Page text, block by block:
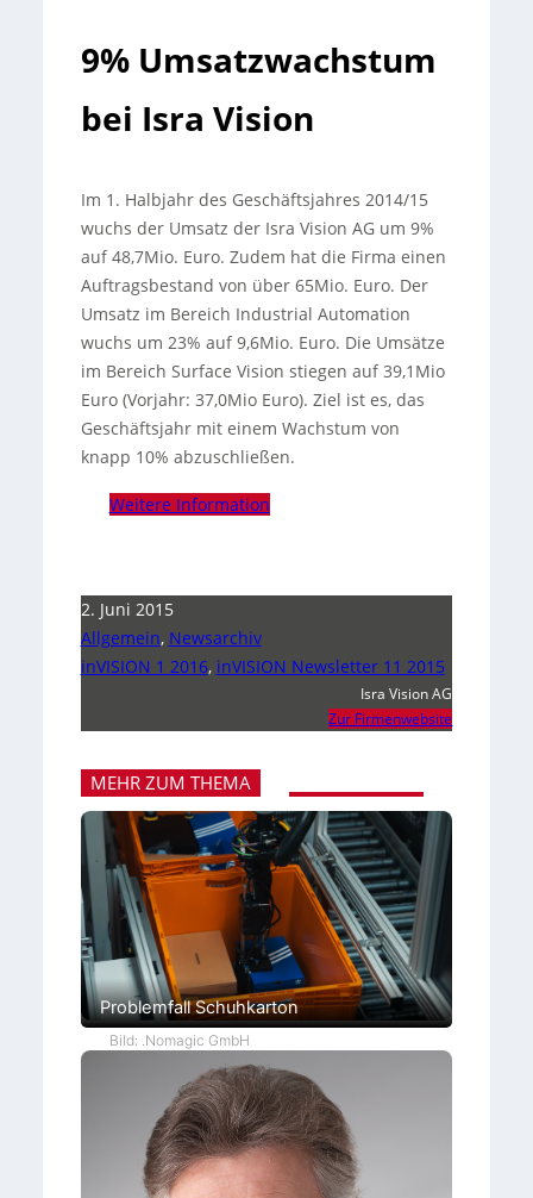
9% Umsatzwachstum
bei Isra Vision
Im 1. Halbjahr des Geschäftsjahres 2014/15
wuchs der Umsatz der Isra Vision AG um 9%
auf 48,7Mio. Euro. Zudem hat die Firma einen
Auftragsbestand von über 65Mio. Euro. Der
Umsatz im Bereich Industrial Automation
wuchs um 23% auf 9,6Mio. Euro. Die Umsätze
im Bereich Surface Vision stiegen auf 39,1Mio
Euro (Vorjahr: 37,0Mio Euro). Ziel ist es, das
Geschäftsjahr mit einem Wachstum von
knapp 10% abzuschließen.
Weitere Information
2. Juni 2015
Allgemein, Newsarchiv
inVISION 1 2016, inVISION Newsletter 11 2015
Isra Vision AG
Zur Firmenwebsite
MEHR ZUM THEMA
Problemfall Schuhkarton
Bild: .Nomagic GmbH